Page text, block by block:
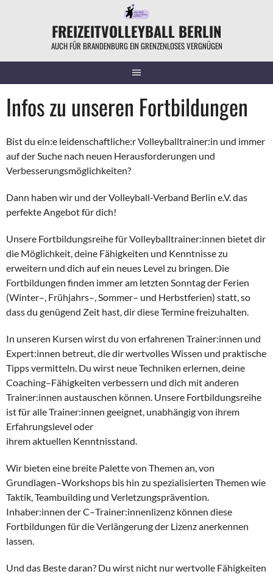
FREIZEITVOLLEYBALL BERLIN
AUCH FÜR BRANDENBURG EIN GRENZENLOSES VERGNÜGEN
Infos zu unseren Fortbildungen
Bist du ein:e leidenschaftliche:r Volleyballtrainer:in und immer
auf der Suche nach neuen Herausforderungen und
Verbesserungsmöglichkeiten?
Dann haben wir und der Volleyball-Verband Berlin e.V. das
perfekte Angebot für dich!
Unsere Fortbildungsreihe für Volleyballtrainer:innen bietet dir
die Möglichkeit, deine Fähigkeiten und Kenntnisse zu
erweitern und dich auf ein neues Level zu bringen. Die
Fortbildungen finden immer am letzten Sonntag der Ferien
(Winter–, Frühjahrs–, Sommer– und Herbstferien) statt, so
dass du genügend Zeit hast, dir diese Termine freizuhalten.
In unseren Kursen wirst du von erfahrenen Trainer:innen und
Expert:innen betreut, die dirwertvolles Wissen und praktische
Tipps vermitteln. Du wirst neue Techniken erlernen, deine
Coaching–Fähigkeiten verbessern und dich mit anderen
Trainer:innen austauschen können. Unsere Fortbildungsreihe
ist für alle Trainer:innen geeignet, unabhängig von ihrem
Erfahrungslevel oder
ihrem aktuellen Kenntnisstand.
Wir bieten eine breite Palette von Themen an, von
Grundlagen–Workshops bis hin zu spezialisierten Themen wie
Taktik, Teambuilding und Verletzungsprävention.
Inhaber:innen der C–Trainer:innenlizenz können diese
Fortbildungen für die Verlängerung der Lizenzanerkennen
lassen.
Und das Beste daran? Du wirst nicht nur wertvolle Fähigkeiten